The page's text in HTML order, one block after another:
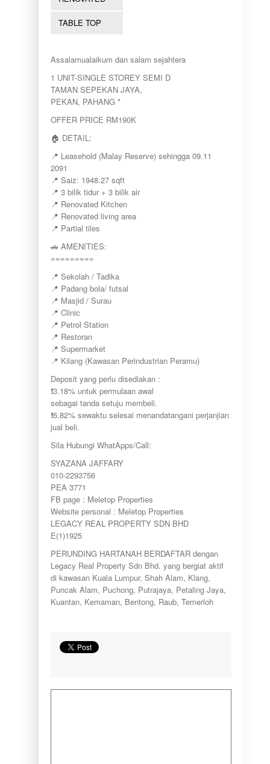
TABLE TOP
Assalamualaikum dan salam sejahtera
1 UNIT-SINGLE STOREY SEMI D
TAMAN SEPEKAN JAYA,
PEKAN, PAHANG *
OFFER PRICE RM190K
🏠 DETAIL:
📍 Leasehold (Malay Reserve) sehingga 09.11
2091
📍 Saiz: 1948.27 sqft
📍 3 bilik tidur + 3 bilik air
📍 Renovated Kitchen
📍 Renovated living area
📍 Partial tiles
🚗 AMENITIES:
=========
📍 Sekolah / Tadika
📍 Padang bola/ futsal
📍 Masjid / Surau
📍 Clinic
📍 Petrol Station
📍 Restoran
📍 Supermarket
📍 Kilang (Kawasan Perindustrian Peramu)
Deposit yang perlu disediakan :
❗3.18% untuk permulaan awal
sebagai tanda setuju membeli.
❗6.82% sewaktu selesai menandatangani perjanjian
jual beli.
Sila Hubungi WhatApps/Call:
SYAZANA JAFFARY
010-2293756
PEA 3771
FB page : Meletop Properties
Website personal : Meletop Properties
LEGACY REAL PROPERTY SDN BHD
E(1)1925
PERUNDING HARTANAH BERDAFTAR dengan
Legacy Real Property Sdn Bhd. yang bergiat aktif
di kawasan Kuala Lumpur, Shah Alam, Klang,
Puncak Alam, Puchong, Putrajaya, Petaling Jaya,
Kuantan, Kemaman, Bentong, Raub, Temerloh